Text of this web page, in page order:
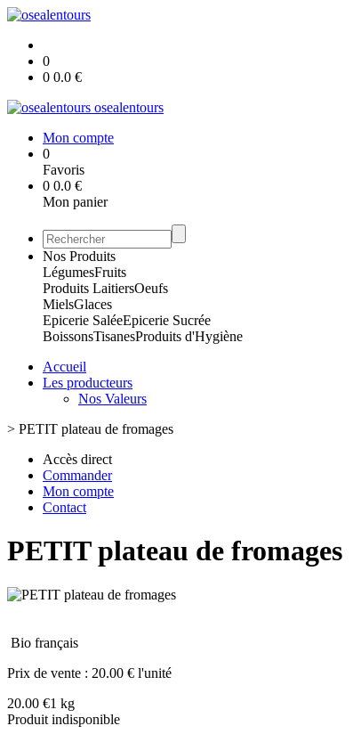
0
0 0.0 €
osealentours
Mon compte
0
Favoris
0 0.0 €
Mon panier
Nos Produits
LégumesFruits
Produits LaitiersOeufs
MielsGlaces
Epicerie SaléeEpicerie Sucrée
BoissonsTisanesProduits d'Hygiène
Accueil
Les producteurs
Nos Valeurs
> PETIT plateau de fromages
Accès direct
Commander
Mon compte
Contact
PETIT plateau de fromages
Bio français
Prix de vente : 20.00 € l'unité
20.00 €1 kg
Produit indisponible